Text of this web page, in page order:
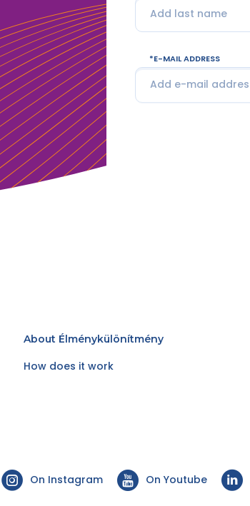
E-MAIL ADDRESS
About Élménykülönítmény
How does it work
On Instagram On Youtube